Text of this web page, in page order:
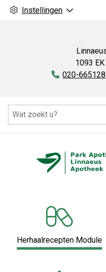
Instellingen
1093 EK
Tel:
020-
Herhaalrecepten Module